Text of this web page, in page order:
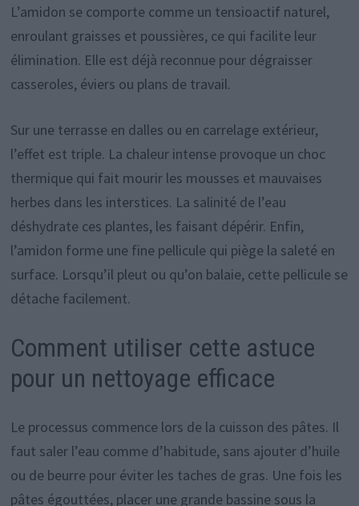
L’amidon se comporte comme un tensioactif naturel,
enroulant graisses et poussières, ce qui facilite leur
élimination. Elle est déjà reconnue pour dégraisser
casseroles, éviers ou plans de travail.
Sur une terrasse en dalles ou en carrelage extérieur,
l’effet est triple. La chaleur intense provoque un choc
thermique qui fait mourir les mousses et mauvaises
herbes dans les interstices. La salinité de l’eau
déshydrate ces plantes, les faisant dépérir. Enfin,
l’amidon forme une fine pellicule qui piège la saleté en
surface. Lorsqu’il pleut ou qu’on balaie, cette pellicule se
détache facilement.
Comment utiliser cette astuce
pour un nettoyage efficace
Le processus commence lors de la cuisson des pâtes. Il
faut saler l’eau comme d’habitude, sans ajouter d’huile
ou de beurre pour éviter les taches de gras. Une fois les
pâtes égouttées, placer une grande bassine sous la